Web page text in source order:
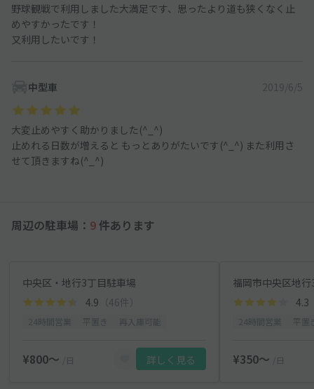
野球観戦で利用しました大満足です、思ったより道も狭くなく止
めやすかったです！
又利用したいです！
中型車 2019/6/5
大変止めやすく助かりました(^_^)
止めれる日数が増えると もっとありがたいです(^_^) また利用さ
せて頂きますね(^_^)
周辺の駐車場： 9 件あります
中央区・地行3丁目駐車場
4.9 （46件）
¥800〜 /日 詳しく見る
4.3
¥350〜 /日